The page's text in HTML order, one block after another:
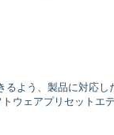
よう、製品に対応
ウェアプリセットエ